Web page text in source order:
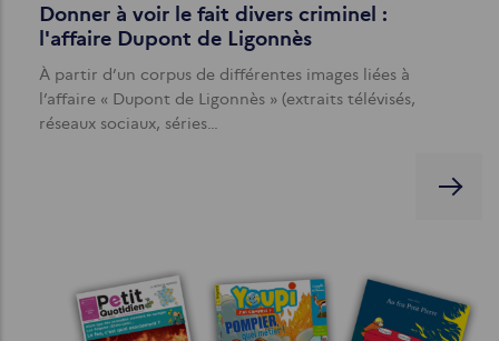
Donner à voir le fait divers criminel :
l'affaire Dupont de Ligonnès
À partir d’un corpus de différentes images liées à
l’affaire « Dupont de Ligonnès » (extraits télévisés,
réseaux sociaux, séries…